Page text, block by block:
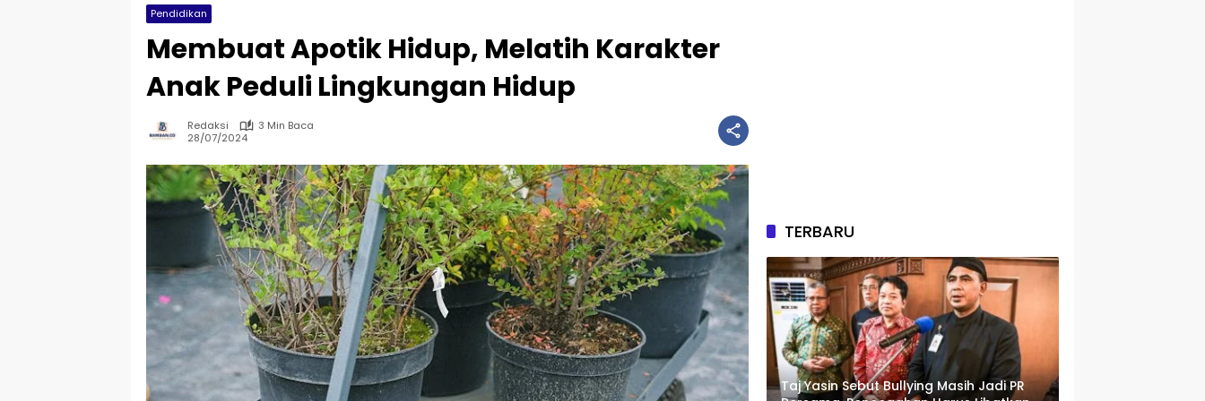
Pendidikan
Membuat Apotik Hidup, Melatih Karakter
Anak Peduli Lingkungan Hidup
Redaksi
3 Min Baca
28/07/2024
TERBARU
Taj Yasin Sebut Bullying Masih Jadi PR